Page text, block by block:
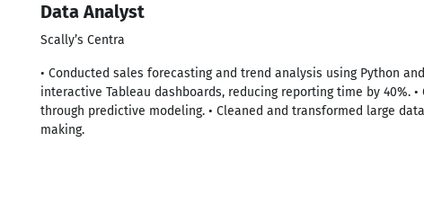
Data Analyst
Scally’s Centra
• Conducted sales forecasting and trend analysis using Python
interactive Tableau dashboards, reducing reporting time by 40%.
through predictive modeling. • Cleaned and transformed large
making.